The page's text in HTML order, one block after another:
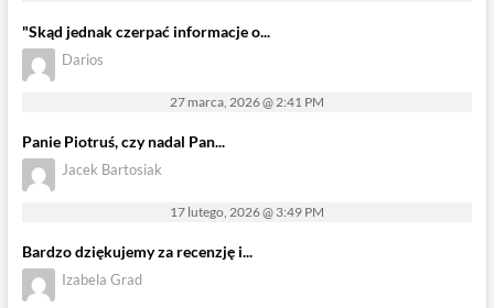
"Skąd jednak czerpać informacje o...
Darios
27 marca, 2026 @ 2:41 PM
Panie Piotruś, czy nadal Pan...
Jacek Bartosiak
17 lutego, 2026 @ 3:49 PM
Bardzo dziękujemy za recenzję i...
Izabela Grad